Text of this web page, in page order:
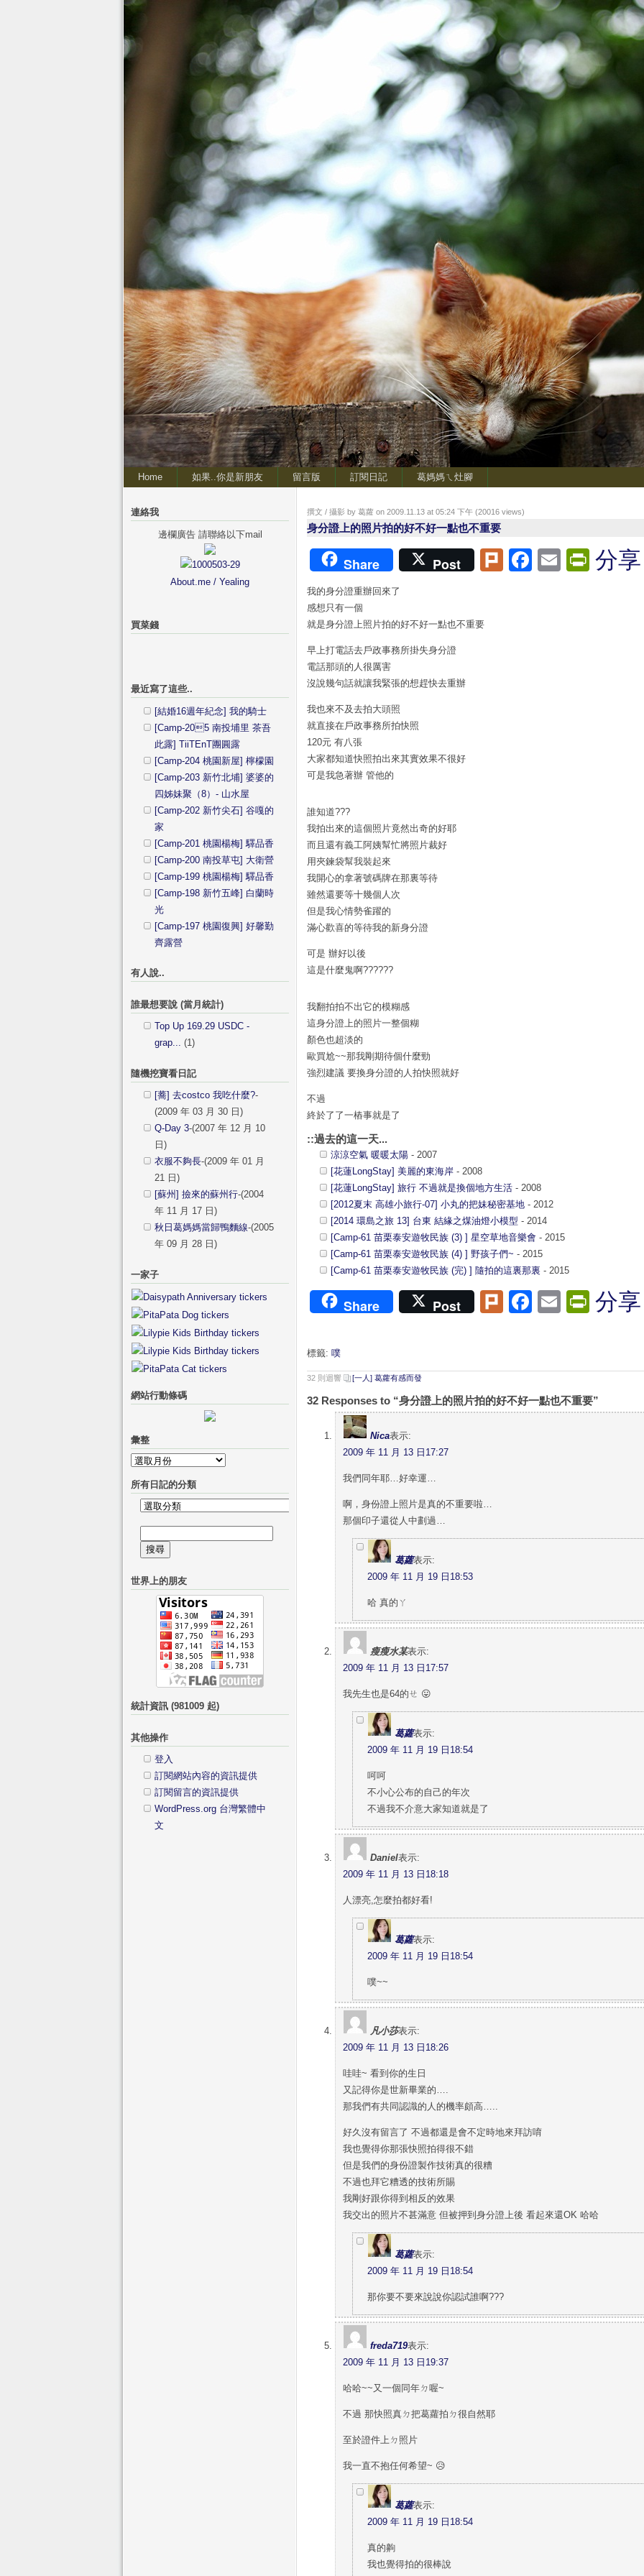
Home 如果..你是新朋友 留言版 訂閱日記 葛媽媽ㄟ灶腳
撰文 / 攝影 by 葛蘿 on 2009.11.13 at 05:24 下午 (20016 views)
身分證上的照片拍的好不好一點也不重要
Share Post PlurkFacebook
Email分享
我的身分證重辦回來了
感想只有一個
就是身分證上照片拍的好不好一點也不重要
早上打電話去戶政事務所掛失身分證
電話那頭的人很厲害
沒說幾句話就讓我緊張的想趕快去重辦
我也來不及去拍大頭照
就直接在戶政事務所拍快照
120元 有八張
大家都知道快照拍出來其實效果不很好
可是我急著辦 管他的
誰知道???
我拍出來的這個照片竟然出奇的好耶
而且還有義工阿姨幫忙將照片裁好
用夾鍊袋幫我裝起來
我開心的拿著號碼牌在那裏等待
雖然還要等十幾個人次
但是我心情勢雀躍的
滿心歡喜的等待我的新身分證
可是 辦好以後
這是什麼鬼啊??????
我翻拍拍不出它的模糊感
這身分證上的照片一整個糊
顏色也超淡的
歐買尬~~那我剛期待個什麼勁
強烈建議 要換身分證的人拍快照就好
不過
終於了了一樁事就是了
::過去的這一天...
涼涼空氣 暖暖太陽 - 2007
[花蓮LongStay] 美麗的東海岸 - 2008
[花蓮LongStay] 旅行 不過就是換個地方生活 - 2008
[2012夏末 高雄小旅行-07] 小丸的把妹秘密基地 - 2012
[2014 環島之旅 13] 台東 結緣之煤油燈小模型 - 2014
[Camp-61 苗栗泰安遊牧民族 (3) ] 星空草地音樂會 - 2015
[Camp-61 苗栗泰安遊牧民族 (4) ] 野孩子們~ - 2015
[Camp-61 苗栗泰安遊牧民族 (完) ] 隨拍的這裏那裏 - 2015
Share Post PlurkFacebook
Email分享
標籤: 噗
32 則迴響 [一人] 葛蘿有感而發
32 Responses to “身分證上的照片拍的好不好一點也不重要”
Nica表示:
2009 年 11 月 13 日17:27
我們同年耶…好幸運…
啊，身份證上照片是真的不重要啦…
那個印子還從人中劃過…
葛蘿表示:
2009 年 11 月 19 日18:53
哈 真的ㄚ
瘦瘦水某表示:
2009 年 11 月 13 日17:57
我先生也是64的ㄝ 😛
葛蘿表示:
2009 年 11 月 19 日18:54
呵呵
不小心公布的自己的年次
不過我不介意大家知道就是了
Daniel表示:
2009 年 11 月 13 日18:18
人漂亮,怎麼拍都好看!
葛蘿表示:
2009 年 11 月 19 日18:54
噗~~
凡小莎表示:
2009 年 11 月 13 日18:26
哇哇~ 看到你的生日
又記得你是世新畢業的….
那我們有共同認識的人的機率頗高…..
好久沒有留言了 不過都還是會不定時地來拜訪唷
我也覺得你那張快照拍得很不錯
但是我們的身份證製作技術真的很糟
不過也拜它糟透的技術所賜
我剛好跟你得到相反的效果
我交出的照片不甚滿意 但被押到身分證上後 看起來還OK 哈哈
葛蘿表示:
2009 年 11 月 19 日18:54
那你要不要來說說你認試誰啊???
freda719表示:
2009 年 11 月 13 日19:37
哈哈~~又一個同年ㄉ喔~
不過 那快照真ㄉ把葛蘿拍ㄉ很自然耶
至於證件上ㄉ照片
我一直不抱任何希望~ 😥
葛蘿表示:
2009 年 11 月 19 日18:54
真的齁
我也覺得拍的很棒說
連絡我
邊欄廣告 請聯絡以下mail
About.me / Yealing
買菜錢
最近寫了這些..
[結婚16週年紀念] 我的騎士
[Camp-205 南投埔里 茶吾
此露] TiiTEnT團圓露
[Camp-204 桃園新屋] 檸檬園
[Camp-203 新竹北埔] 婆婆的
四姊妹聚（8）- 山水屋
[Camp-202 新竹尖石] 谷嘎的
家
[Camp-201 桃園楊梅] 驛品香
[Camp-200 南投草屯] 大衛營
[Camp-199 桃園楊梅] 驛品香
[Camp-198 新竹五峰] 白蘭時
光
[Camp-197 桃園復興] 好馨勤
齊露營
有人說..
誰最想要說 (當月統計)
Top Up 169.29 USDC -
grap... (1)
隨機挖寶看日記
[蕎] 去costco 我吃什麼?-
(2009 年 03 月 30 日)
Q-Day 3-(2007 年 12 月 10
日)
衣服不夠長-(2009 年 01 月
21 日)
[蘇州] 撿來的蘇州行-(2004
年 11 月 17 日)
秋日葛媽媽當歸鴨麵線-(2005
年 09 月 28 日)
一家子
網站行動條碼
彙整
彙
整
所有日記的分類
所
日
記
分
尋
鍵
世界上的朋友
統計資訊 (981009 起)
其他操作
登入
訂閱網站內容的資訊提供
訂閱留言的資訊提供
WordPress.org 台灣繁體中
文